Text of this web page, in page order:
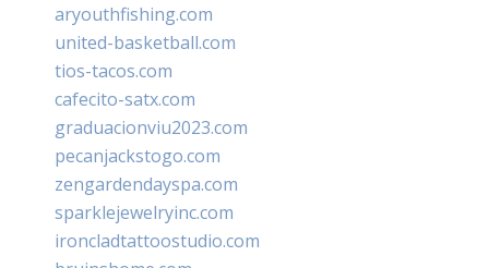
aryouthfishing.com
united-basketball.com
tios-tacos.com
cafecito-satx.com
graduacionviu2023.com
pecanjackstogo.com
zengardendayspa.com
sparklejewelryinc.com
ironcladtattoostudio.com